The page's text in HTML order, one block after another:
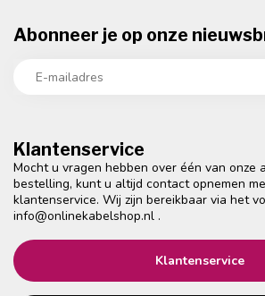
Klantenservice
Mocht u vragen hebben over één van onze
bestelling, kunt u altijd contact opnemen
klantenservice. Wij zijn bereikbaar via het
info@onlinekabelshop.nl .
Klantenservice
Abonneer je op onze